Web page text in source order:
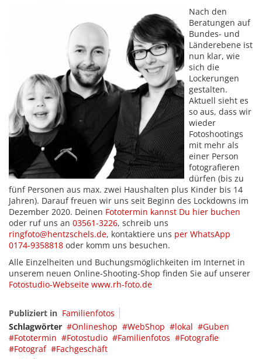
Nach den
Beratungen auf
Bundes- und
Länderebene ist
nun klar, wie
sich die
Lockerungen
gestalten.
Aktuell sieht es
so aus, dass wir
wieder
Fotoshootings
mit mehr als
einer Person
fotografieren
dürfen (bis zu
fünf Personen aus max. zwei Haushalten plus Kinder bis 14
Jahren). Darauf freuen wir uns seit Beginn des Lockdowns im
Dezember 2020. Deinen Fototermin kannst Du hier buchen
oder ruf uns an 03561-3226, schreib uns
ringfoto@hentzschels.de, kontaktiere uns per WhatsApp
0174-9358818 oder komm uns besuchen.
Alle Einzelheiten und Buchungsmöglichkeiten im Internet in
unserem neuen Online-Shooting-Shop finden Sie auf unserer
Fotostudio-Webseite www.rh-foto.de
Publiziert in Familienfotos
Schlagwörter
Onlineshop WebShop lokal
Guben
Fototermin
Fotostudio Familienfotos
Fotografie
Fotograf
Fachgeschäft